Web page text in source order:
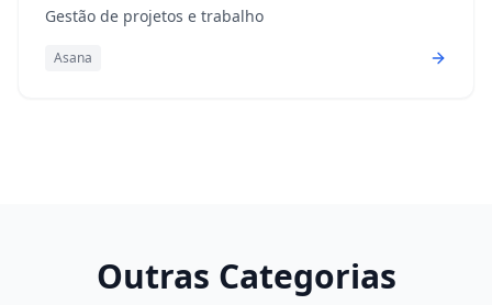
Gestão de projetos e trabalho
Asana
Outras Categorias